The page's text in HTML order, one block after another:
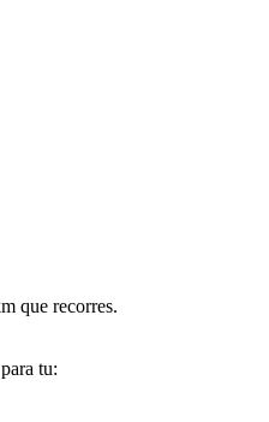
que recorres.
tu: